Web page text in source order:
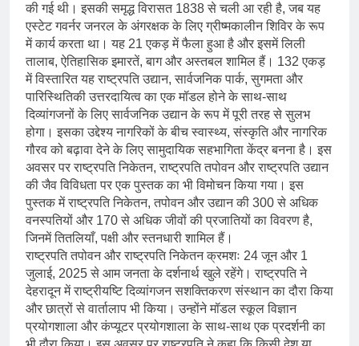
की गई थी। इसकी समृद्ध विरासत 1838 से चली आ रही है, जब यह
एस्टेट गवर्नर जनरल के अंगरक्षक के लिए ग्रीष्मकालीन शिविर के रूप
में कार्य करता था। यह 21 एकड़ में फैला हुआ है और इसमें लिली
तालाब, ऐतिहासिक इमारतें, बाग और अस्तबल शामिल हैं। 132 एकड़
में विस्तारित यह राष्ट्रपति उद्यान, सार्वजनिक पार्क, सुगमता और
पारिस्थितिकी उत्तरदायित्व का एक मॉडल होने के साथ-साथ
दिव्यांगजनों के लिए सार्वजनिक उद्यान के रूप में पूरी तरह से सुलभ
होगा। इसका उद्देश्य नागरिकों के बीच स्वास्थ्य, संस्कृति और नागरिक
गौरव को बढ़ावा देने के लिए सामुदायिक सहभागिता केंद्र बनना है। इस
अवसर पर राष्ट्रपति निकेतन, राष्ट्रपति तपोवन और राष्ट्रपति उद्यान
की जैव विविधता पर एक पुस्तक का भी विमोचन किया गया। इस
पुस्तक में राष्ट्रपति निकेतन, तपोवन और उद्यान की 300 से अधिक
वनस्पतियों और 170 से अधिक जीवों की प्रजातियों का विवरण है,
जिनमें तितलियाँ, पक्षी और स्तनधारी शामिल हैं।
राष्ट्रपति तपोवन और राष्ट्रपति निकेतन क्रमशः 24 जून और 1
जुलाई, 2025 से आम जनता के दर्शनार्थ खुले रहेंगे। राष्ट्रपति ने
देहरादून में राष्ट्रीयष्टि दिव्यांगजन सशक्तिकरण संस्थान का दौरा किया
और छात्रों से वार्तालाप भी किया। उन्होंने मॉडल स्कूल विज्ञान
प्रयोगशाला और कंप्यूटर प्रयोगशाला के साथ-साथ एक प्रदर्शनी का